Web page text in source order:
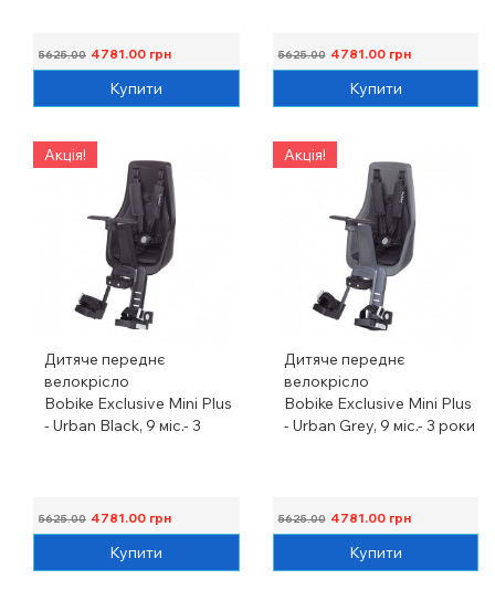
5625.00 4781.00 грн
Купити
5625.00 4781.00грн
Купити
Акція!
Дитяче переднє
велокрісло
Bobike Exclusive Mini Plus
- Urban Black, 9 міс.- 3
5625.00 4781.00 грн
Купити
Акція!
Дитяче переднє
велокрісло
Bobike Exclusive Mini Plus
- Urban Grey, 9 міс.- 3 роки
5625.00 4781.00грн
Купити